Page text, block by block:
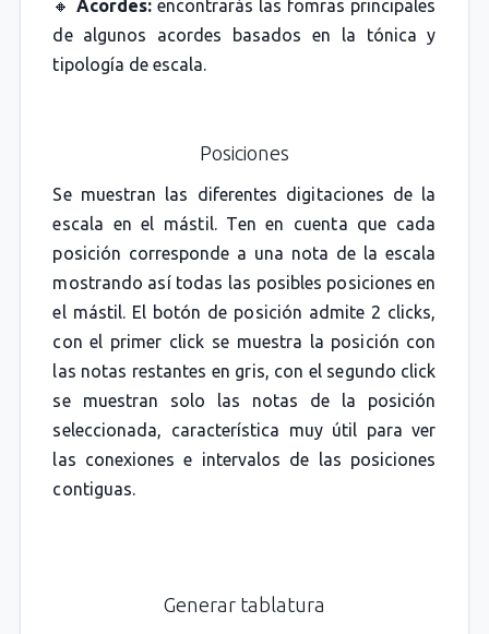
🔸 Acordes: encontrarás las fomras principales
de algunos acordes basados en la tónica y
tipología de escala.
Posiciones
Se muestran las diferentes digitaciones de la
escala en el mástil. Ten en cuenta que cada
posición corresponde a una nota de la escala
mostrando así todas las posibles posiciones en
el mástil. El botón de posición admite 2 clicks,
con el primer click se muestra la posición con
las notas restantes en gris, con el segundo click
se muestran solo las notas de la posición
seleccionada, característica muy útil para ver
las conexiones e intervalos de las posiciones
contiguas.
Generar tablatura